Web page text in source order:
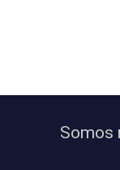
Somos